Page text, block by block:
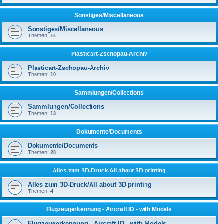
Sonstiges/Miscellaneous
Sonstiges/Miscellaneous
Themen: 14
Plasticart-Zschopau-Archiv
Plasticart-Zschopau-Archiv
Themen: 10
Sammlungen/Collections
Sammlungen/Collections
Themen: 13
Dokumente/Documents
Dokumente/Documents
Themen: 28
Alles zum 3D-Druck/All about 3D printing
Alles zum 3D-Druck/All about 3D printing
Themen: 4
Flugzeugerkennung - Aircraft ID - with Models